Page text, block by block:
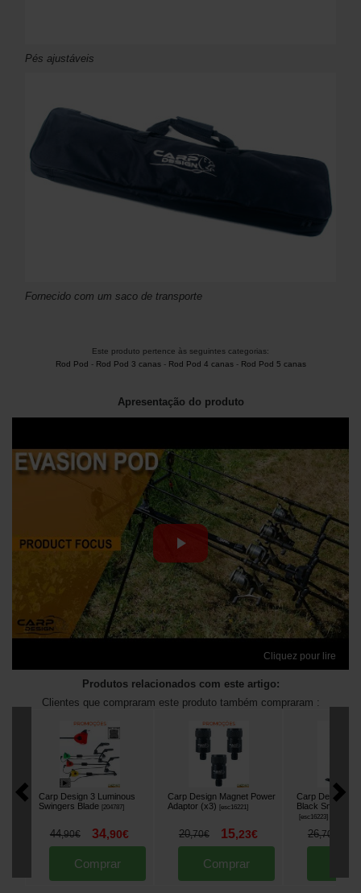
Pés ajustáveis
Fornecido com um saco de transporte
Este produto pertence às seguintes categorias:
Rod Pod - Rod Pod 3 canas- Rod Pod 4 canas- Rod Pod 5 canas
Apresentação do produto
Cliquez pour lire
Produtos relacionados com este artigo:
Clientes que compraram este produto também compraram :
Carp Design 3 Luminous
Swingers Blade [204787]
44,90€ 34,90€
Comprar
Carp Design Magnet Power
Adaptor (x3)
[esc16221]
20,70€ 15,23€
Comprar
Carp Design
Black Snag
[esc16223]
26,70